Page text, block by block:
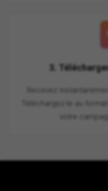
3.
Recevez
Téléchargez-le au
votre